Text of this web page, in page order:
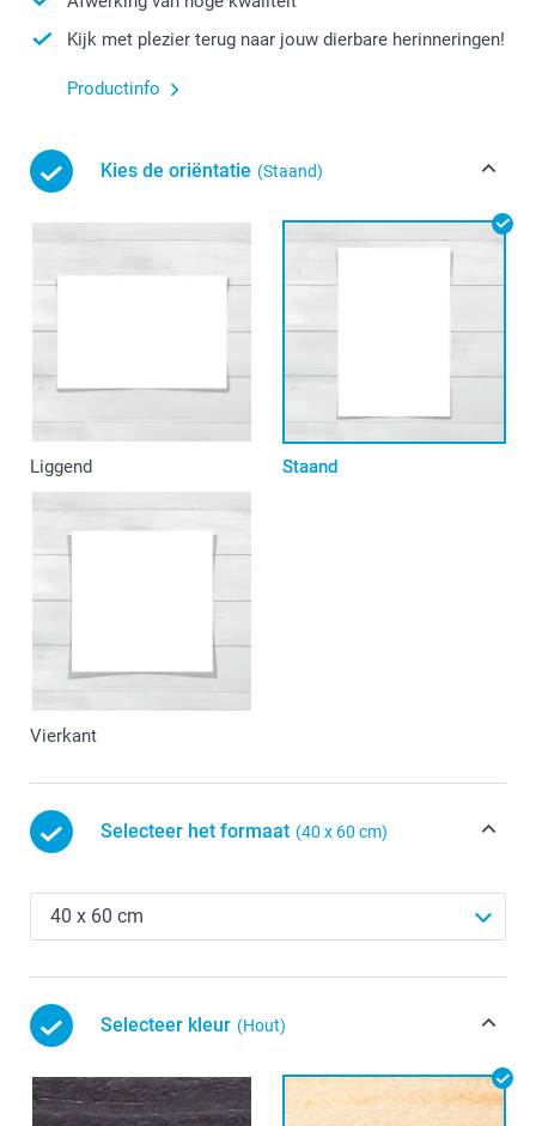
Kijk met plezier terug naar jouw dierbare herinneringen!
Productinfo
Kies de oriëntatie (Staand)
Liggend Staand
Vierkant
Selecteer het formaat (40 x 60 cm)
Selecteer kleur (Hout)